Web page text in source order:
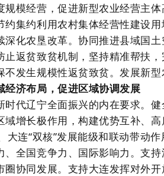
规模经营，促进新型农业经营主
约集约利用农村集体经营性建设
深化农垦改革。协同推进县域国
止返贫致贫机制，坚持精准帮扶
不发生规模性返贫致贫。发展新
经济布局，促进区域协调发展
时代辽宁全面振兴的内在要求。
域增长极作用，构建优势互补、
大连“双核”发展能级和联动带动
、全国竞争力、国际影响力。支
圈协同发展。支持大连发挥对外